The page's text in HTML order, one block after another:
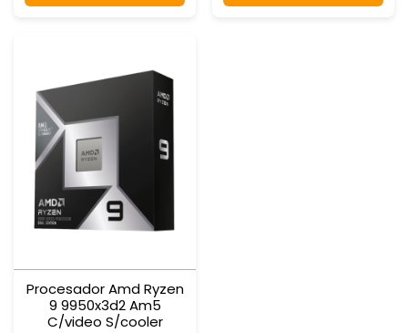
Procesador Amd Ryzen
9 9950x3d2 Am5
C/video S/cooler